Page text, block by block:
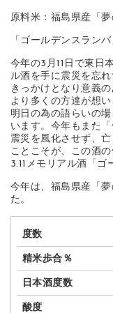
原料米：福島県産「
「ゴールデンスラン
今年の3月11日で東日
ル酒を手に震災を忘
きっかけとなり意義
より多くの方達が想
明日の為の語らいの
います。今年もまた
震災を風化させず、
ことこそが、この酒
3.11メモリアル酒「
今年は、福島県産「
た。